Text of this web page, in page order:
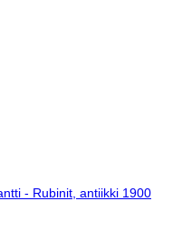
- Rubinit, antiikki 1900